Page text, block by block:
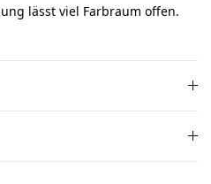
lässt viel Farbraum offen.